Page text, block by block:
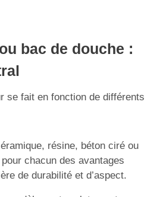
bac de douche :
se fait en fonction de différents
résine, béton ciré ou
chacun des avantages
de durabilité et d’aspect.